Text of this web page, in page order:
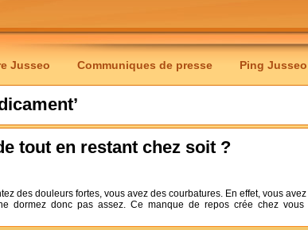
Jusseo Communiques de presse Ping Jusseo
tout en restant chez soit ?
des douleurs fortes, vous avez des courbatures. En effet, vous avez
dormez donc pas assez. Ce manque de repos crée chez vous